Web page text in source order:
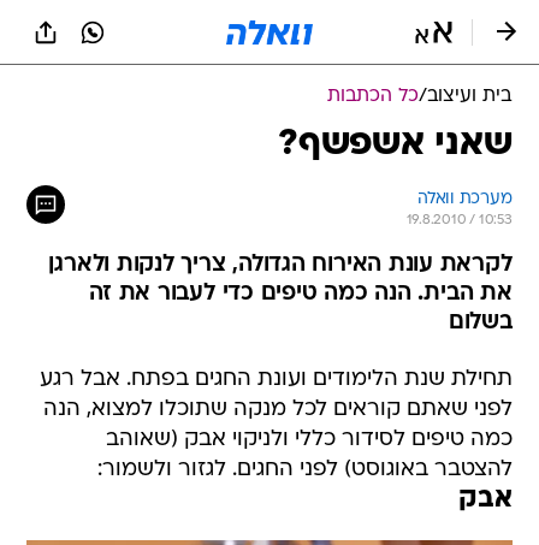
בית ועיצוב/כל הכתבות
שאני אשפשף?
מערכת וואלה
19.8.2010 / 10:53
לקראת עונת האירוח הגדולה, צריך לנקות ולארגן
את הבית. הנה כמה טיפים כדי לעבור את זה
בשלום
תחילת שנת הלימודים ועונת החגים בפתח. אבל רגע
לפני שאתם קוראים לכל מנקה שתוכלו למצוא, הנה
כמה טיפים לסידור כללי ולניקוי אבק (שאוהב
להצטבר באוגוסט) לפני החגים. לגזור ולשמור:
אבק